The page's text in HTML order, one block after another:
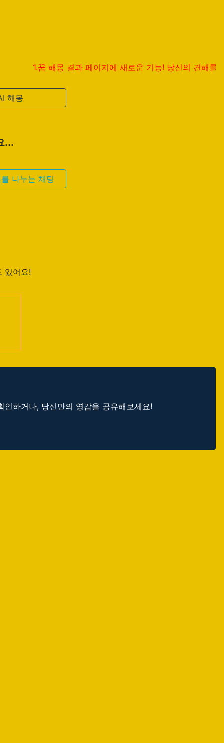
1.꿈 해몽 결과 페이지에 새로운 기능! 당신의 견해를 공유하
해몽
...
나누는 채팅
있어요!
하거나, 당신만의 영감을 공유해보세요!